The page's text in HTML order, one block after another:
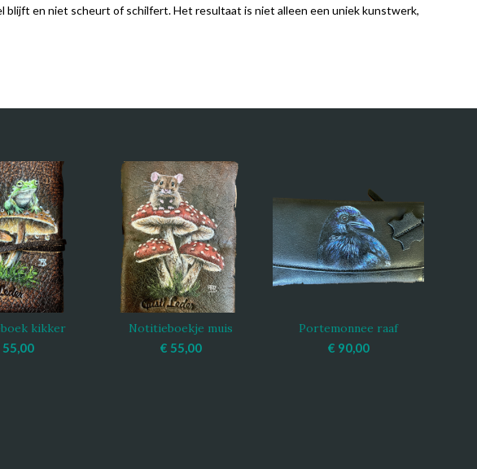
en niet scheurt of schilfert. Het resultaat is niet alleen een uniek kunstwerk,
AAN
kikker
55,00
TOEVOEGEN AAN
WINKELWAGEN
Notitieboekje muis
€ 55,00
TOEVOEGEN AAN
WINKELWAGEN
Portemonnee raaf
€ 90,00